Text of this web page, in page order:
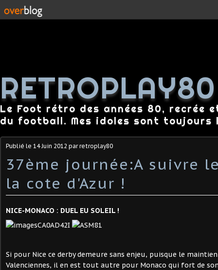
RETROPLAY80
Le Foot rétro des années 80, recrée
du football. Mes idoles sont toujours
Publié le 14 Juin 2012 par retroplay80
37ème journée:A suivre
la cote d'Azur !
NICE-MONACO : DUEL EU SOLEIL !
Si pour Nice ce derby demeure sans enjeu, puisque le
Valenciennes, il en est tout autre pour Monaco qui fort de